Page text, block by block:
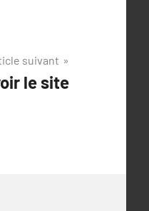
suivant
le site